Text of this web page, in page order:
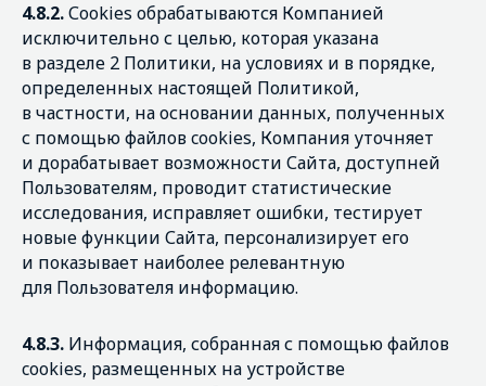
4.8.2.Сookies обрабатываются Компанией
исключительно с целью, которая указана
в разделе 2 Политики, на условиях и в порядке,
определенных настоящей Политикой,
в частности, на основании данных, полученных
с помощью файлов cookies, Компания уточняет
и дорабатывает возможности Сайта, доступней
Пользователям, проводит статистические
исследования, исправляет ошибки, тестирует
новые функции Сайта, персонализирует его
и показывает наиболее релевантную
для Пользователя информацию.
4.8.3. Информация, собранная с помощью файлов
cookies, размещенных на устройстве